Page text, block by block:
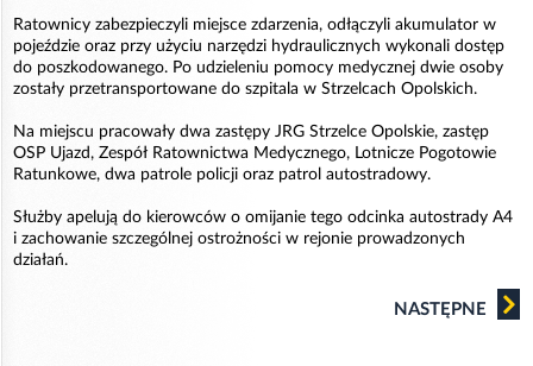
Ratownicy zabezpieczyli miejsce zdarzenia, odłączyli akumulator w
pojeździe oraz przy użyciu narzędzi hydraulicznych wykonali dostęp
do poszkodowanego. Po udzieleniu pomocy medycznej dwie osoby
zostały przetransportowane do szpitala w Strzelcach Opolskich.
Na miejscu pracowały dwa zastępy JRG Strzelce Opolskie, zastęp
OSP Ujazd, Zespół Ratownictwa Medycznego, Lotnicze Pogotowie
Ratunkowe, dwa patrole policji oraz patrol autostradowy.
Służby apelują do kierowców o omijanie tego odcinka autostrady A4
i zachowanie szczególnej ostrożności w rejonie prowadzonych
działań.
NASTĘPNE